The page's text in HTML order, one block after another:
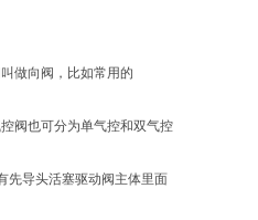
做向阀，比如常用的
阀也可分为单气控和双气控
导头活塞驱动阀主体里面